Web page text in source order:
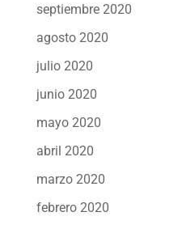
septiembre 2020
agosto 2020
julio 2020
junio 2020
mayo 2020
abril 2020
marzo 2020
febrero 2020